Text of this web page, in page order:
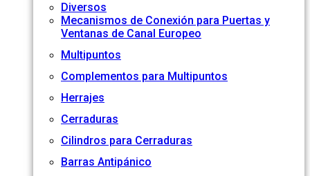
Diversos
Mecanismos de Conexión para Puertas y
Ventanas de Canal Europeo
Multipuntos
Complementos para Multipuntos
Herrajes
Cerraduras
Cilindros para Cerraduras
Barras Antipánico